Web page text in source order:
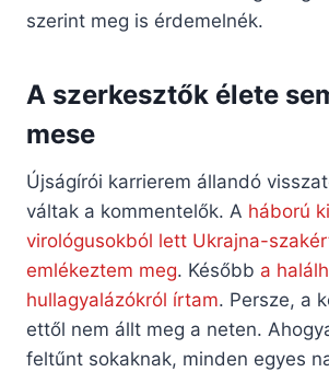
szerint meg is érdemelnék.
A szerkesztők élete
mese
Újságírói karrierem állandó
váltak a kommentelők. A háború
virológusokból lett Ukrajna-
emlékeztem meg. Később a
hullagyalázókról írtam. Persze, a
ettől nem állt meg a neten.
feltűnt sokaknak, minden egyes